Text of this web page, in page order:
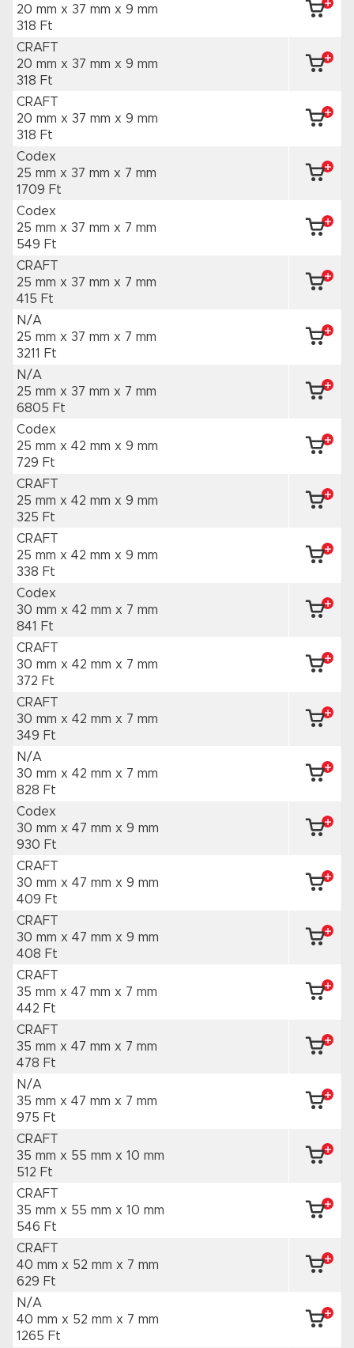
20 mm x 37 mm x 9 mm
318 Ft
CRAFT
20 mm x 37 mm x 9 mm
318 Ft
CRAFT
20 mm x 37 mm x 9 mm
318 Ft
Codex
25 mm x 37 mm x 7 mm
1709 Ft
Codex
25 mm x 37 mm x 7 mm
549 Ft
CRAFT
25 mm x 37 mm x 7 mm
415 Ft
N/A
25 mm x 37 mm x 7 mm
3211 Ft
N/A
25 mm x 37 mm x 7 mm
6805 Ft
Codex
25 mm x 42 mm x 9 mm
729 Ft
CRAFT
25 mm x 42 mm x 9 mm
325 Ft
CRAFT
25 mm x 42 mm x 9 mm
338 Ft
Codex
30 mm x 42 mm x 7 mm
841 Ft
CRAFT
30 mm x 42 mm x 7 mm
372 Ft
CRAFT
30 mm x 42 mm x 7 mm
349 Ft
N/A
30 mm x 42 mm x 7 mm
828 Ft
Codex
30 mm x 47 mm x 9 mm
930 Ft
CRAFT
30 mm x 47 mm x 9 mm
409 Ft
CRAFT
30 mm x 47 mm x 9 mm
408 Ft
CRAFT
35 mm x 47 mm x 7 mm
442 Ft
CRAFT
35 mm x 47 mm x 7 mm
478 Ft
N/A
35 mm x 47 mm x 7 mm
975 Ft
CRAFT
35 mm x 55 mm x 10 mm
512 Ft
CRAFT
35 mm x 55 mm x 10 mm
546 Ft
CRAFT
40 mm x 52 mm x 7 mm
629 Ft
N/A
40 mm x 52 mm x 7 mm
1265 Ft